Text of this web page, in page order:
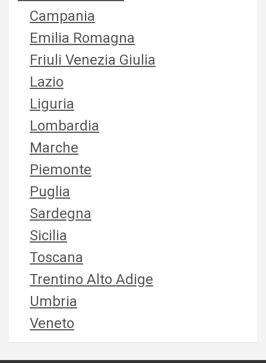
Campania
Emilia Romagna
Friuli Venezia Giulia
Lazio
Liguria
Lombardia
Marche
Piemonte
Puglia
Sardegna
Sicilia
Toscana
Trentino Alto Adige
Umbria
Veneto